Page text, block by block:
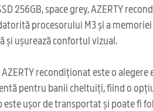
256GB, space grey, AZERTY
procesorului M3 și a
ușurează confortul vizual.
AZERTY recondiționat este o
pentru banii cheltuiți, fiind o
este ușor de transportat și poate fi